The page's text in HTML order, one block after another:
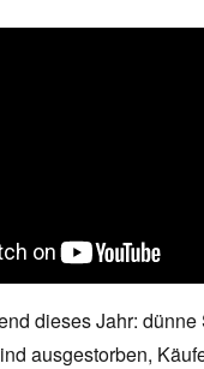
dieses Jahr: dünne
ausgestorben,